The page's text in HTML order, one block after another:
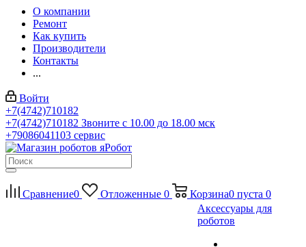
О компании
Ремонт
Как купить
Производители
Контакты
...
Войти
+7(4742)710182
+7(4742)710182 Звоните с 10.00 до 18.00 мск
+79086041103 сервис
Сравнение0 Отложенные 0 Корзина0 пуста 0
Аксессуары для
роботов